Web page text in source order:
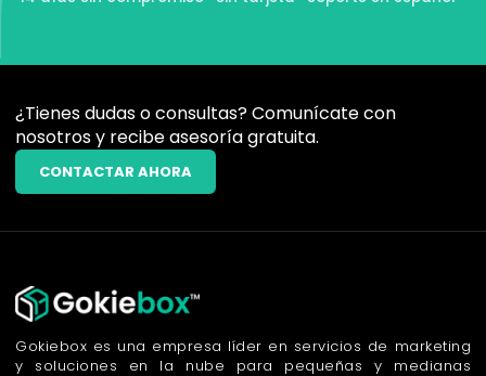
¿Tienes dudas o consultas? Comunícate con
nosotros y recibe asesoría gratuita.
CONTACTAR AHORA
Gokiebox es una empresa líder en servicios de marketing
y soluciones en la nube para pequeñas y medianas